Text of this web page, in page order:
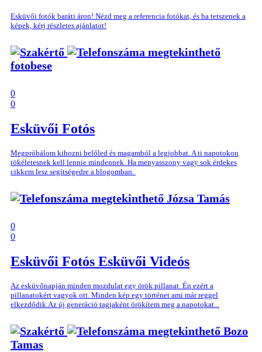
Esküvői fotók baráti áron! Nézd meg a referencia fotókat, és ha tetszenek a
képek, kérj részletes ajánlatot!
fotobese
0
0
Esküvői Fotós
Megpróbálom kihozni belőled és magamból a legjobbat. A ti napotokon
tökéletesnek kell lennie mindennek. Ha menyasszony vagy sok érdekes
cikkem lesz segítségedre a blogomban.
Józsa Tamás
0
0
Esküvői Fotós Esküvői Videós
Az esküvőnapján minden mozdulat egy örök pillanat. Én ezért a
pillanatokért vagyok ott. Minden kép egy történet ami már reggel
elkezdődik.Az új generáció tagjaként örökítem meg a napotokat...
Bozo
Tamas